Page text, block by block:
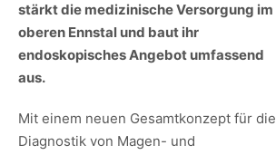
stärkt die medizinische Versorgung im
oberen Ennstal und baut ihr
endoskopisches Angebot umfassend
aus.
Mit einem neuen Gesamtkonzept für die
Diagnostik von Magen- und